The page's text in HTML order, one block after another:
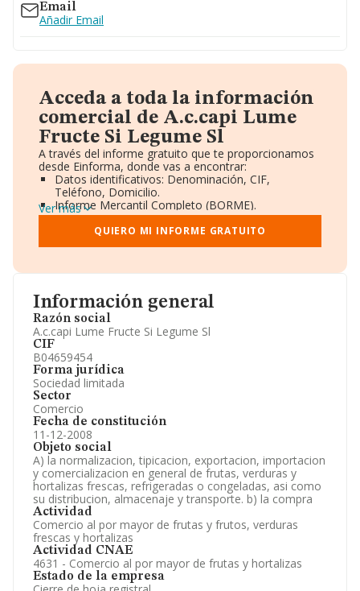
Información general
Razón social
A.c.capi Lume Fructe Si Legume Sl
CIF
B04659454
Forma jurídica
Sociedad limitada
Sector
Comercio
Fecha de constitución
11-12-2008
Objeto social
A) la normalizacion, tipicacion, exportacion, importacion
y comercializacion en general de frutas, verduras y
hortalizas frescas, refrigeradas o congeladas, asi como
su distribucion, almacenaje y transporte. b) la compra
Actividad
Comercio al por mayor de frutas y frutos, verduras
frescas y hortalizas
Actividad CNAE
4631 - Comercio al por mayor de frutas y hortalizas
Estado de la empresa
Email
Añadir Email
Acceda a toda la información
comercial de A.c.capi Lume
Fructe Si Legume Sl
A través del informe gratuito que te proporcionamos
desde Einforma, donde vas a encontrar:
Datos identificativos: Denominación, CIF,
Teléfono, Domicilio.
Informe Mercantil Completo (BORME).
Gráficos de Evolución Ventas y Empleados.
Consejo de Administración y Administradores.
Directivos y Ejecutivos.
Información oficial y registral complementaria.
Ver más
QUIERO MI INFORME GRATUITO